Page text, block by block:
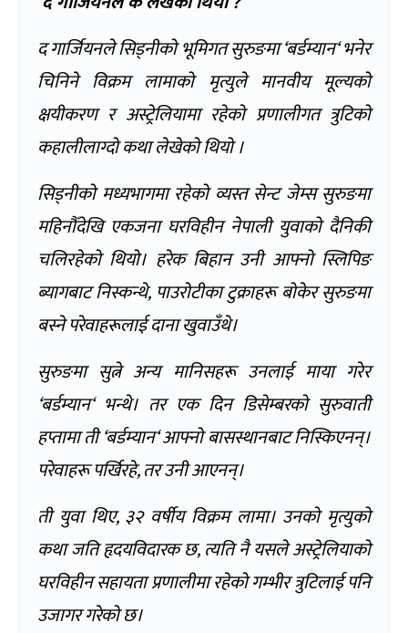
द गार्जियनलेसिड्नीको भूमिगत सुरुङमा‘बर्डम्यान‘भनेर
चिनिने विक्रम लामाको मृत्युले मानवीय मूल्यको
क्षयीकरण र अस्ट्रेलियामा रहेको प्रणालीगत त्रुटिको
कहालीलाग्दो कथा लेखेको थियो ।
सिड्नीको मध्यभागमा रहेको व्यस्त सेन्ट जेम्स सुरुङमा
महिनौँदेखि एकजना घरविहीन नेपाली युवाको दैनिकी
चलिरहेको थियो। हरेक बिहान उनी आफ्नो स्लिपिङ
ब्यागबाट निस्कन्थे, पाउरोटीका टुक्राहरू बोकेर सुरुङमा
बस्ने परेवाहरूलाई दाना खुवाउँथे।
सुरुङमा सुत्ने अन्य मानिसहरू उनलाई माया गरेर
‘बर्डम्यान‘ भन्थे। तर एक दिन डिसेम्बरको सुरुवाती
हप्तामा ती‘बर्डम्यान‘आफ्नो बासस्थानबाट निस्किएनन्।
परेवाहरू पर्खिरहे,तर उनी आएनन्।
ती युवा थिए, ३२ वर्षीय विक्रम लामा। उनको मृत्युको
कथा जति हृदयविदारक छ,त्यति नै यसले अस्ट्रेलियाको
घरविहीनसहायता प्रणालीमा रहेको गम्भीर त्रुटिलाई पनि
उजागर गरेको छ।